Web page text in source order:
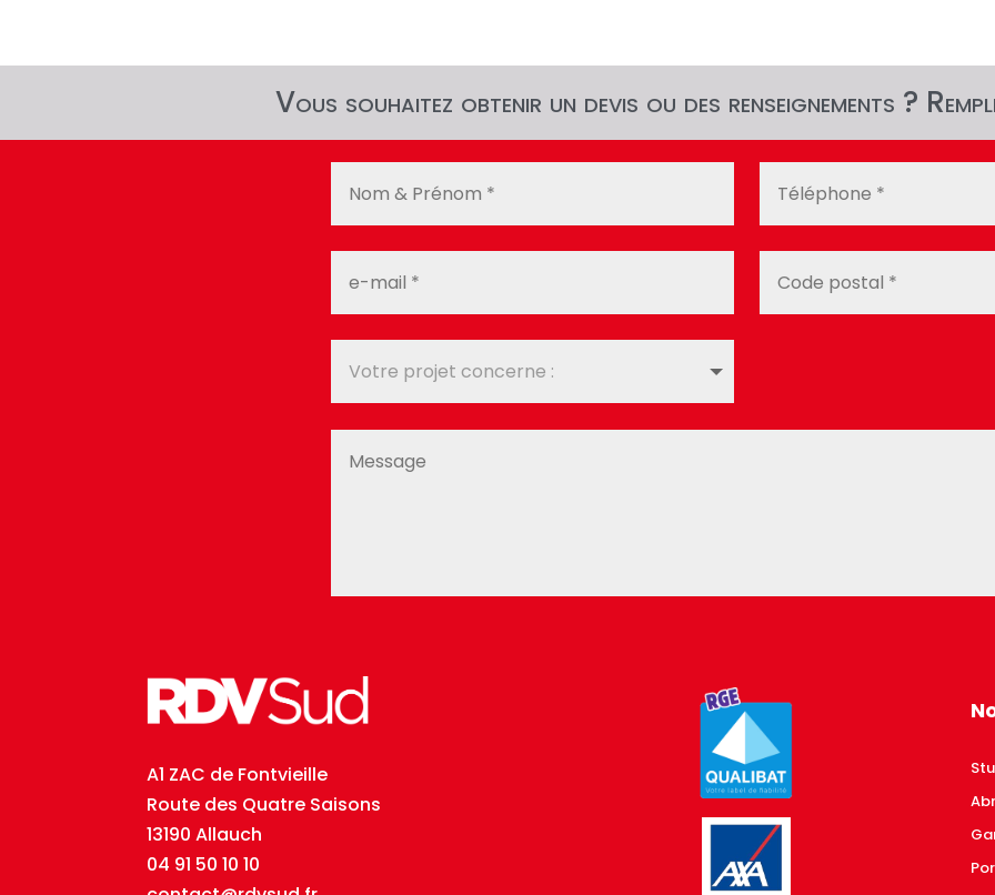
Vous souhaitez obtenir un devis ou des renseignements ?
A1 ZAC de Fontvieille
Route des Quatre Saisons
13190 Allauch
04 91 50 10 10